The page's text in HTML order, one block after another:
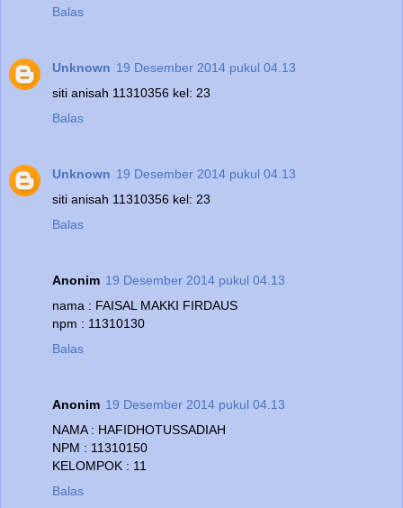
Balas
Unknown 19 Desember 2014 pukul 04.13
siti anisah 11310356 kel: 23
Balas
Unknown 19 Desember 2014 pukul 04.13
siti anisah 11310356 kel: 23
Balas
Anonim 19 Desember 2014 pukul 04.13
nama : FAISAL MAKKI FIRDAUS
npm : 11310130
Balas
Anonim 19 Desember 2014 pukul 04.13
NAMA : HAFIDHOTUSSADIAH
NPM : 11310150
KELOMPOK : 11
Balas